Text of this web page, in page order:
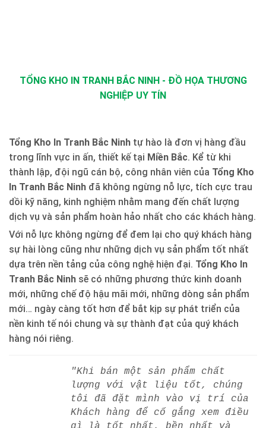
TỔNG KHO IN TRANH BẮC NINH - ĐỒ HỌA THƯƠNG
NGHIỆP UY TÍN
Tổng Kho In Tranh Bắc Ninh tự hào là đơn vị hàng đầu
trong lĩnh vực in ấn, thiết kế tại Miền Bắc. Kể từ khi
thành lập, đội ngũ cán bộ, công nhân viên của Tổng Kho
In Tranh Bắc Ninh đã không ngừng nỗ lực, tích cực trau
dồi kỹ năng, kinh nghiệm nhằm mang đến chất lượng
dịch vụ và sản phẩm hoàn hảo nhất cho các khách hàng.
Với nỗ lực không ngừng để đem lại cho quý khách hàng
sự hài lòng cũng như những dịch vụ sản phẩm tốt nhất
dựa trên nền tảng của công nghệ hiện đại. Tổng Kho In
Tranh Bắc Ninh sẽ có những phương thức kinh doanh
mới, những chế độ hậu mãi mới, những dòng sản phẩm
mới… ngày càng tốt hơn để bắt kịp sự phát triển của
nền kinh tế nói chung và sự thành đạt của quý khách
hàng nói riêng.
"Khi bán một sản phẩm chất
lượng với vật liệu tốt, chúng
tôi đã đặt mình vào vị trí của
Khách hàng để cố gắng xem điều